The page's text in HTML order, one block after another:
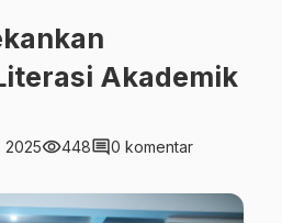
Akademik
2025visibility448comment0 komentar